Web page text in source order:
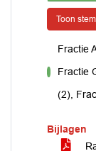
Toon
Fractie
Fractie
(2),
Bijlagen